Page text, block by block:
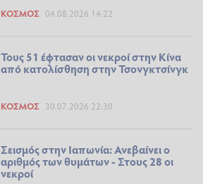
ΚΌΣΜΟΣ 04.08.2026 14:22
Τους 51 έφτασαν οι νεκροί στην Κίνα
από κατολίσθηση στην Τσονγκτσίνγκ
ΚΌΣΜΟΣ 30.07.2026 22:30
Σεισμός στην Ιαπωνία: Ανεβαίνει ο
αριθμός των θυμάτων - Στους 28 οι
νεκροί